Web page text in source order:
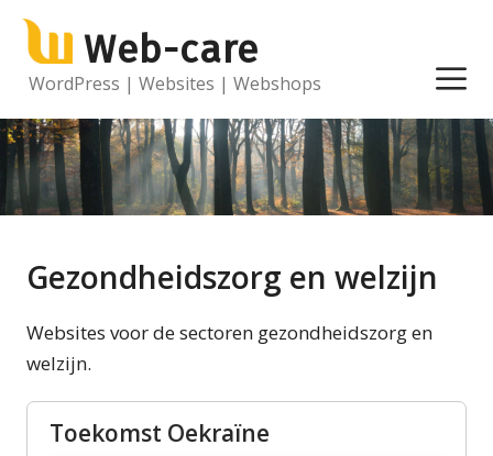
Ga
naar
Web-care
WordPress | Websites | Webshops
Gezondheidszorg en welzijn
Websites voor de sectoren gezondheidszorg en
welzijn.
Toekomst Oekraïne